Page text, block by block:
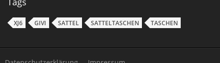
XJ6 GIVI SATTEL SATTELTASCHEN TASCHEN